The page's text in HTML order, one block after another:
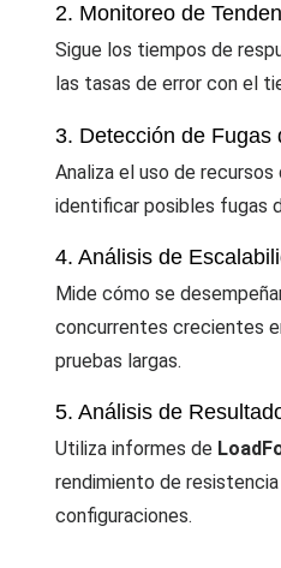
2. Monitoreo de
Sigue los tiempos de
las tasas de error con el
3. Detección de Fugas
Analiza el uso de
identificar posibles fugas
4. Análisis de
Mide cómo se
concurrentes crecientes
pruebas largas.
5. Análisis de
Utiliza informes de
rendimiento de
configuraciones.